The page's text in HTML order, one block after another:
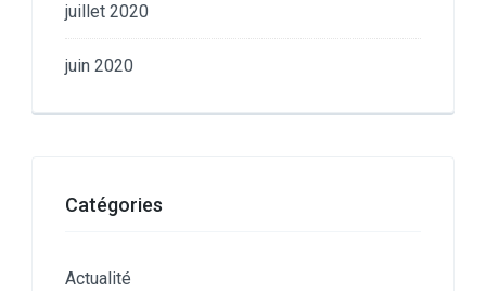
juillet 2020
juin 2020
Catégories
Actualité